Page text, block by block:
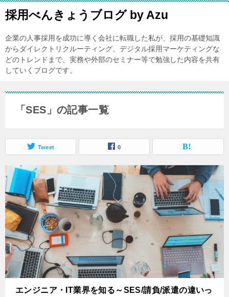
採用べんきょうブログ by Azu
企業の人事採用を成功に導く会社に転職した私が、採用の基礎知識
からダイレクトリクルーティング、デジタル採用マーケティングな
どのトレンドまで、実務や外部のセミナー等で勉強した内容を共有
していくブログです。
「SES」の記事一覧
Tweet 0
エンジニア・IT業界を知る～SES/請負/派遣の違いっ